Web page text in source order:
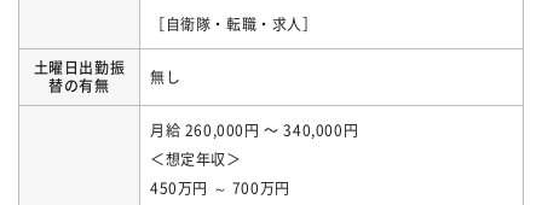
［自衛隊・転職・求人］
土曜日出勤振
替の有無
無し
月給 260,000円 〜 340,000円
＜想定年収＞
450万円 ～ 700万円